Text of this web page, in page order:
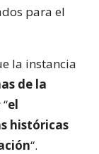
para el
la instancia
de la
el
históricas
“.